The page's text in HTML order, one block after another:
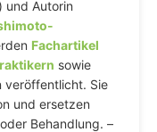
und Autorin
Fachartikel
sowie
veröffentlicht. Sie
und ersetzen
Behandlung. –